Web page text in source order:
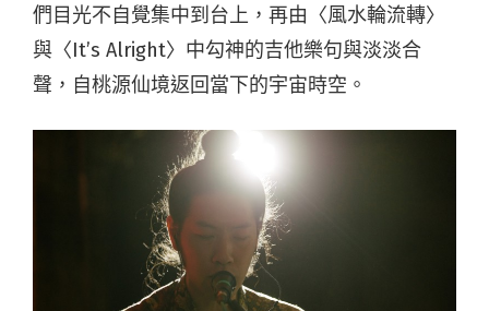
們目光不自覺集中到台上，再由〈風水輪流轉〉
與〈It’s Alright〉中勾神的吉他樂句與淡淡合
聲，自桃源仙境返回當下的宇宙時空。